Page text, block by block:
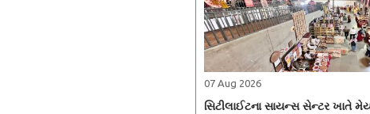
07 Aug 2026
સિટીલાઈટના સાયન્સ સેન્ટર ખાતે